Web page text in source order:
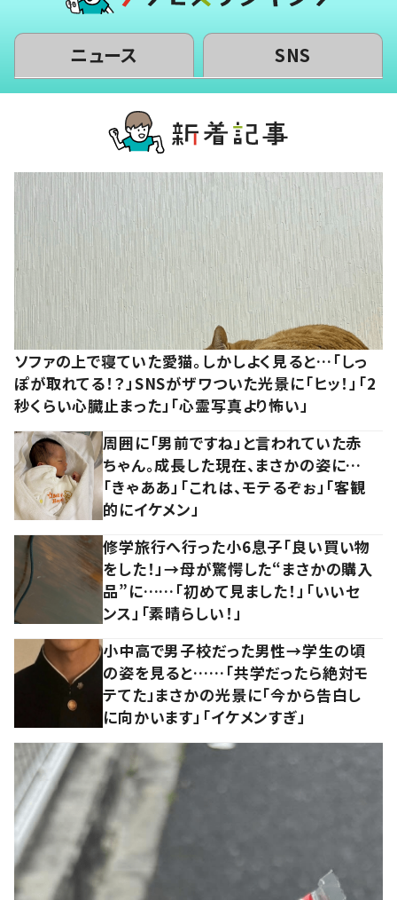
ニュース SNS
ソファの上で寝ていた愛猫。しかしよく見ると…「しっ
ぽが取れてる！？」SNSがザワついた光景に「ヒッ！」「2
秒くらい心臓止まった」「心霊写真より怖い」
周囲に「男前ですね」と言われていた赤
ちゃん。成長した現在、まさかの姿に…
「きゃああ」「これは、モテるぞぉ」「客観
的にイケメン」
修学旅行へ行った小6息子「良い買い物
をした！」→母が驚愕した“まさかの購入
品”に……「初めて見ました！」「いいセ
ンス」「素晴らしい！」
小中高で男子校だった男性→学生の頃
の姿を見ると……「共学だったら絶対モ
テてた」まさかの光景に「今から告白し
に向かいます」「イケメンすぎ」